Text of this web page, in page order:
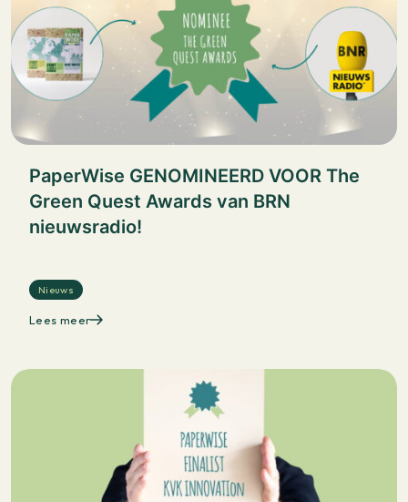
PaperWise GENOMINEERD VOOR The
Green Quest Awards van BRN
nieuwsradio!
Nieuws
Lees meer